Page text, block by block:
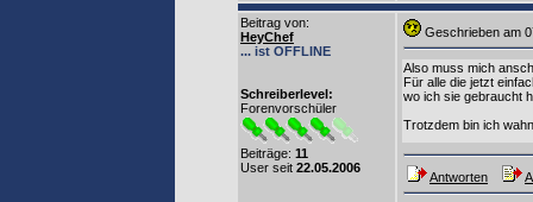
Beitrag von:
HeyChef
... ist OFFLINE
Schreiberlevel:
Forenvorschüler
Beiträge: 11
User seit 22.05.2006
Geschrieben am
Also muss mich
Für alle die jetzt
wo ich sie gebraucht
Trotzdem bin ich
Antworten